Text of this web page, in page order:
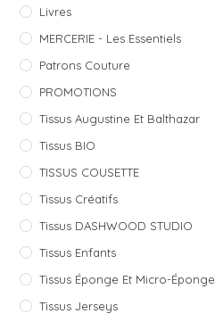
Livres
MERCERIE - Les Essentiels
Patrons Couture
PROMOTIONS
Tissus Augustine Et Balthazar
Tissus BIO
TISSUS COUSETTE
Tissus Créatifs
Tissus DASHWOOD STUDIO
Tissus Enfants
Tissus Éponge Et Micro-Éponge
Tissus Jerseys